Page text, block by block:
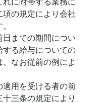
の規定により会社
までの期間につい
る給与についての
なお従前の例によ
用を受ける者の前
三条の規定により